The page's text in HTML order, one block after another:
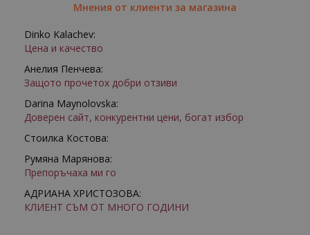
Мнения от клиенти за магазина
Dinko Kalachev:
Цена и качество
Анелия Пенчева:
Защото прочетох добри отзиви
Darina Maynolovska:
Доверен сайт, конкурентни цени, богат избор
Стоилка Костова:
Румяна Марянова:
Препоръчаха ми го
АДРИАНА ХРИСТОЗОВА:
КЛИЕНТ СЪМ ОТ МНОГО ГОДИНИ